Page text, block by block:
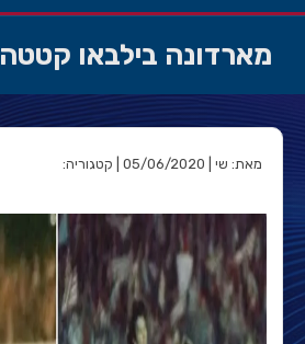
מארדונה בילבאו קטטה
מאת: שי | 05/06/2020 | קטגוריה: